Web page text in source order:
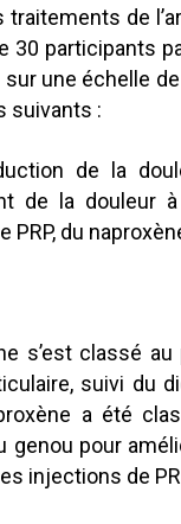
traitements de
30 participants
une échelle
suivants :
de la
de la douleur
PRP, du
s’est classé
suivi du
a été
genou pour
injections de